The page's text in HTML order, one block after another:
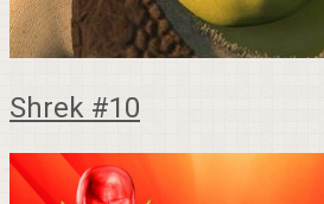
Shrek #10